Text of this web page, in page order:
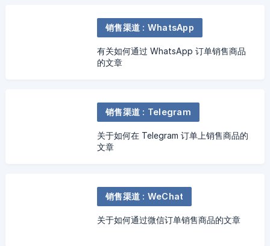
销售渠道 : WhatsApp
有关如何通过 WhatsApp 订单销售商品
的文章
销售渠道 : Telegram
关于如何在 Telegram 订单上销售商品的
文章
销售渠道 : WeChat
关于如何通过微信订单销售商品的文章